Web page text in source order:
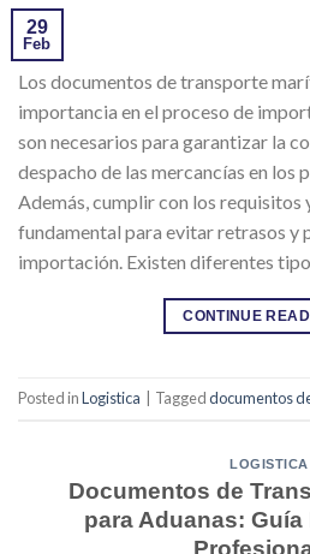
29
Feb
Los documentos de transporte
importancia en el proceso de
son necesarios para garantizar la
despacho de las mercancías en los
Además, cumplir con los requisitos
fundamental para evitar retrasos y
importación. Existen diferentes
CONTINUE
Posted inLogistica Taggeddocumentos
LOGISTICA
Documentos de
para Aduanas: